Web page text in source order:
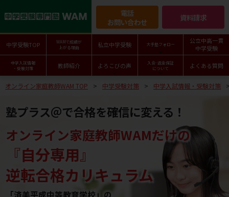
電話
お問い合わせ
資料請求
中学受験TOP
WAMで成績が
上がる理由
私立中学受験 大手塾フォロー
公立中高一貫
中学受験
中学入試情報
・受験対策
教師紹介 よろこびの声
入会･返金保証
について
よくある質問
オンライン家庭教師WAM TOP 中学受験対策 中学入試情報・受験対策
塾プラス＠で合格を確信に変える！
オンライン家庭教師WAMだけの
『自分専用』
逆転合格カリキュラム
「済美平成中等教育学校」の